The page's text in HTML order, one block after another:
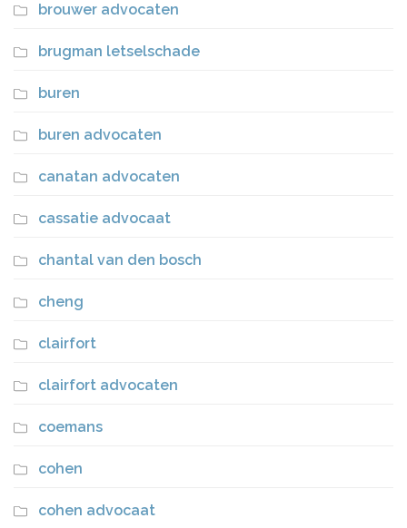
brouwer advocaten
brugman letselschade
buren
buren advocaten
canatan advocaten
cassatie advocaat
chantal van den bosch
cheng
clairfort
clairfort advocaten
coemans
cohen
cohen advocaat